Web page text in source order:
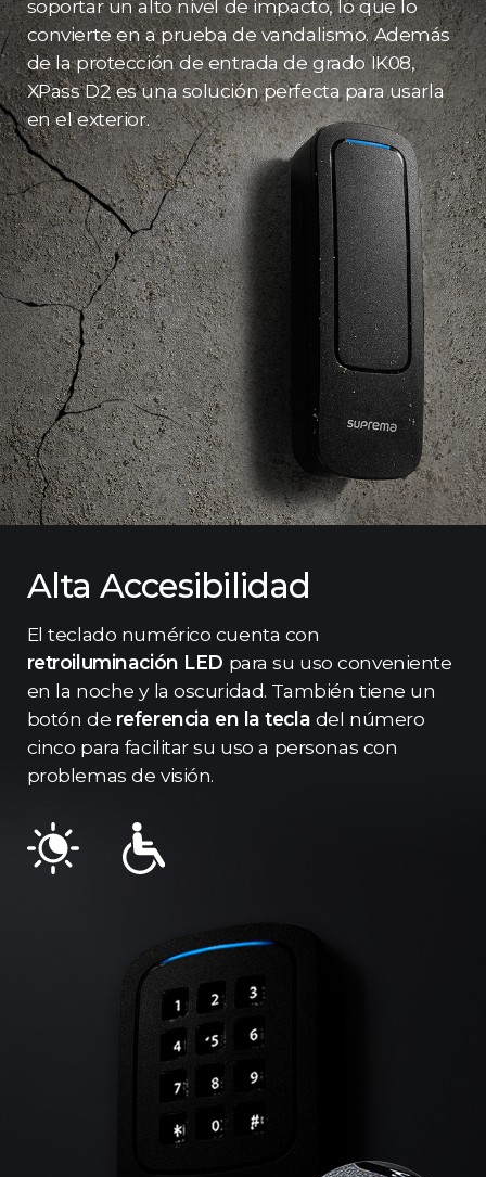
soportar un alto nivel de impacto, lo que lo
convierte en a prueba de vandalismo. Además
de la protección de entrada de grado IK08,
XPass D2 es una solución perfecta para usarla
en el exterior.
Alta Accesibilidad
El teclado numérico cuenta con
retroiluminación LED para su uso conveniente
en la noche y la oscuridad. También tiene un
botón de referencia en la tecla del número
cinco para facilitar su uso a personas con
problemas de visión.